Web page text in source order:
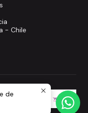
- Chile
de